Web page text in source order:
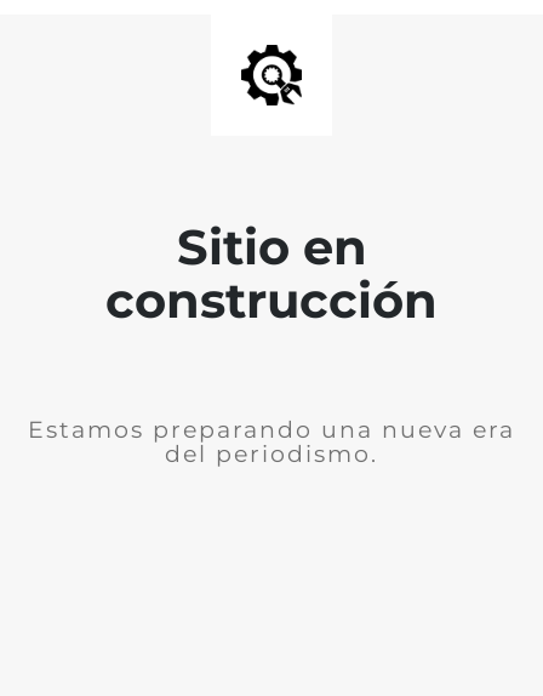
Sitio en
construcción
Estamos preparando una nueva era
del periodismo.